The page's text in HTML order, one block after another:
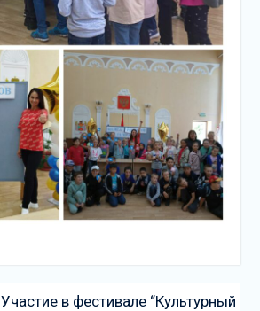
Предыдущая
Участие в фестивале “Культурный